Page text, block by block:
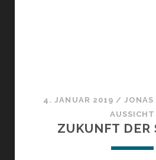
4. JANUAR 2019 / JONAS
AUSSICHT
ZUKUNFT DER